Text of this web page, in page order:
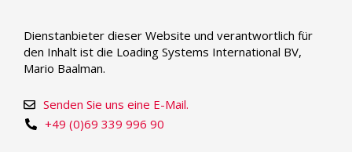
Dienstanbieter dieser Website und verantwortlich für
den Inhalt ist die Loading Systems International BV,
Mario Baalman.
+49 (0)69 339 996 90
Senden Sie uns eine E-Mail.